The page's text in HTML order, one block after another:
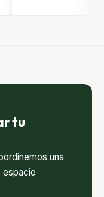
tu
una
espacio